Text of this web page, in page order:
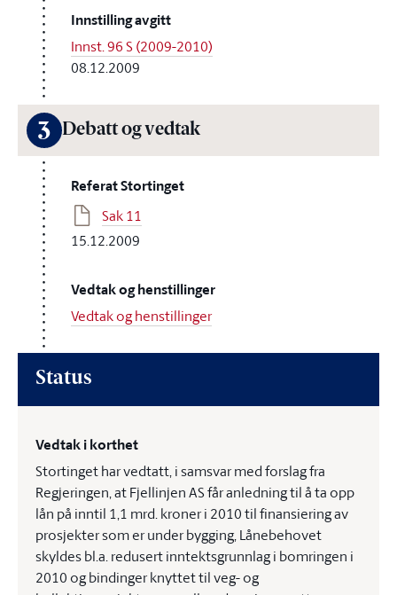
Innstilling avgitt
Innst. 96 S (2009-2010)
08.12.2009
3 Debatt og vedtak
Referat Stortinget
Sak 11
15.12.2009
Vedtak og henstillinger
Vedtak og henstillinger
Status
Vedtak i korthet
Stortinget har vedtatt, i samsvar med forslag fra
Regjeringen, at Fjellinjen AS får anledning til å ta opp
lån på inntil 1,1 mrd. kroner i 2010 til finansiering av
prosjekter som er under bygging, Lånebehovet
skyldes bl.a. redusert inntektsgrunnlag i bomringen i
2010 og bindinger knyttet til veg- og